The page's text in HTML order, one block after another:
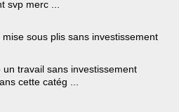
svp merc ...
sous plis sans investissement
travail sans investissement
cette catég ...